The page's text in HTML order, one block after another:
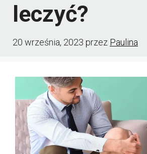
leczyć?
20 września, 2023 przez Paulina